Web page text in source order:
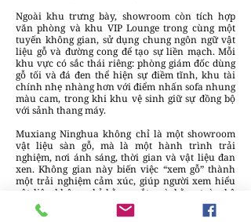
Ngoài khu trưng bày, showroom còn tích hợp
văn phòng và khu VIP Lounge trong cùng một
tuyến không gian, sử dụng chung ngôn ngữ vật
liệu gỗ và đường cong để tạo sự liền mạch. Mỗi
khu vực có sắc thái riêng: phòng giám đốc dùng
gỗ tối và đá đen thể hiện sự điềm tĩnh, khu tài
chính nhẹ nhàng hơn với điểm nhấn sofa nhung
màu cam, trong khi khu vệ sinh giữ sự đồng bộ
với sảnh thang máy.
Muxiang Ninghua không chỉ là một showroom
vật liệu sàn gỗ, mà là một hành trình trải
nghiệm, nơi ánh sáng, thời gian và vật liệu đan
xen. Không gian này biến việc “xem gỗ” thành
một trải nghiệm cảm xúc, giúp người xem hiểu
vật liệu không chỉ bằng mắt, mà bằng toàn bộ
giác quan.